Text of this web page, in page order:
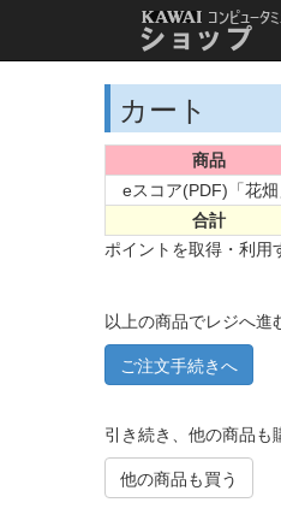
カート
商品
eスコア(PDF)「花畑
合計
ポイントを取得・利用
以上の商品でレジへ進
引き続き、他の商品も
他の商品も買う